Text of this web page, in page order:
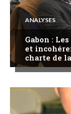
ANALYSES
Gabon :
et
charte de